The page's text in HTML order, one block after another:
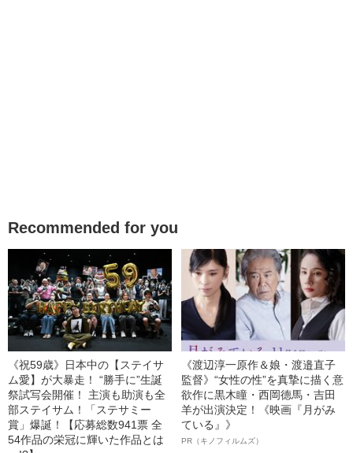
Recommended for you
《祝59歳》日本中の【ステイサ
ム愛】が大暴走！ “勝手に”生誕
祭試写会開催！ 主演も助演も全
部ステイサム！「ステサミー
賞」爆誕！【応募総数941票 全
54作品の栄冠に輝いた作品とは
《渡辺淳一原作＆娘・渡邉直子
監督》“女性の性”を真摯に描く意
欲作に黒木瞳・西岡德馬・吉田
羊が出演決定！《映画『月がみ
ている』》
PR（キノフィルムズ）